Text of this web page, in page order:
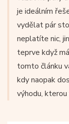
je ideálním
vydělat pár
neplatíte nic,
teprve když
tomto článku
kdy naopak
výhodu,